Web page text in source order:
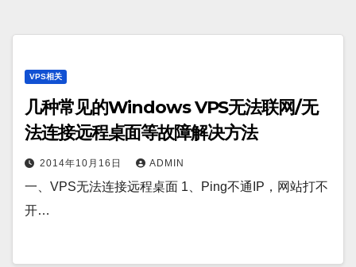
VPS相关
几种常见的Windows VPS无法联网/无
法连接远程桌面等故障解决方法
2014年10月16日 ADMIN
一、VPS无法连接远程桌面 1、Ping不通IP，网站打不
开…